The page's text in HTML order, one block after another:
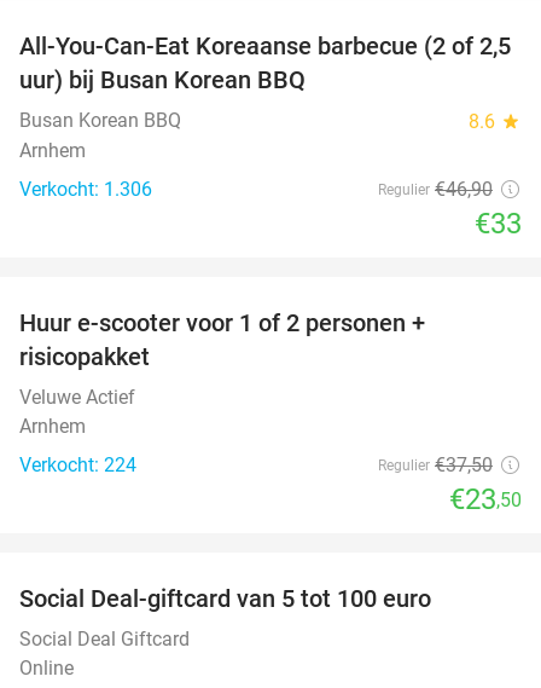
30%
All-You-Can-Eat Koreaanse barbecue (2 of 2,5
uur) bij Busan Korean BBQ
Busan Korean BBQ 8.6 star
Arnhem
Verkocht: 1.306
Regulier €46,90
€33
Huur e-scooter voor 1 of 2 personen +
risicopakket
Veluwe Actief
Arnhem
Verkocht: 224
Regulier €37,50
€23,50
Social Deal-giftcard van 5 tot 100 euro
Social Deal Giftcard
Online